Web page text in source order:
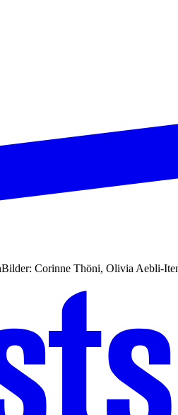
Bilder: Corinne Thöni, Olivia Aebli-